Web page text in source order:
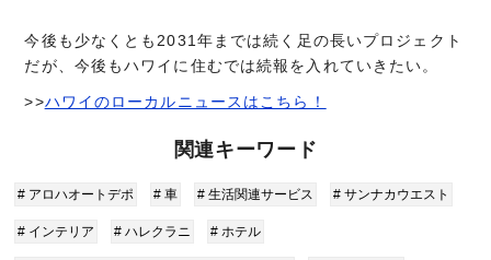
今後も少なくとも2031年までは続く足の長いプロジェクト
だが、今後もハワイに住むでは続報を入れていきたい。
>>ハワイのローカルニュースはこちら！
関連キーワード
# アロハオートデポ # 車 # 生活関連サービス # サンナカウエスト
# インテリア # ハレクラニ # ホテル